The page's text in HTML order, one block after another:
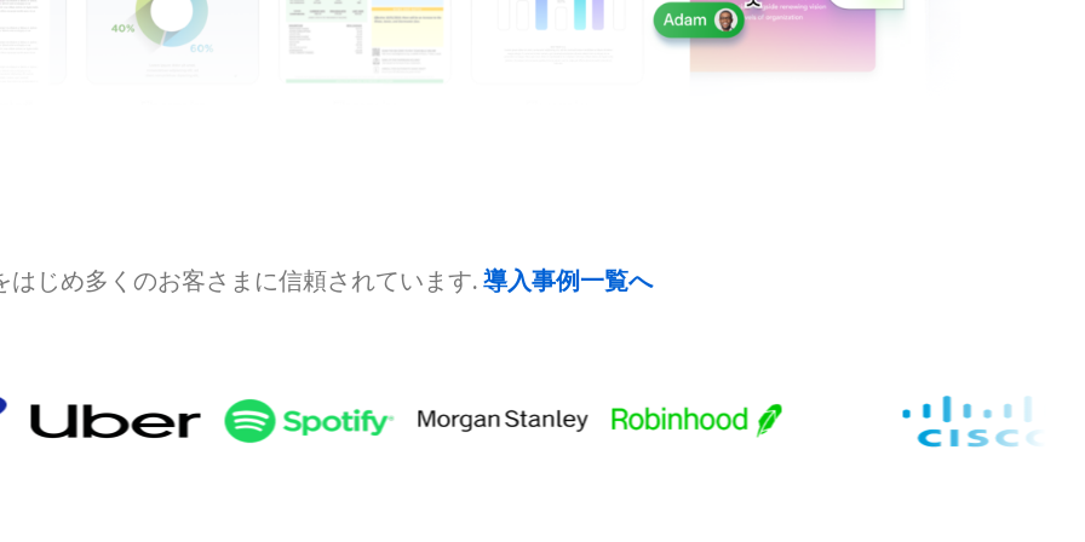
はじめ多くのお客さまに信頼されています. 導入事例一覧へ